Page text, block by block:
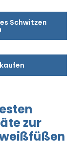
Schwitzen
zur